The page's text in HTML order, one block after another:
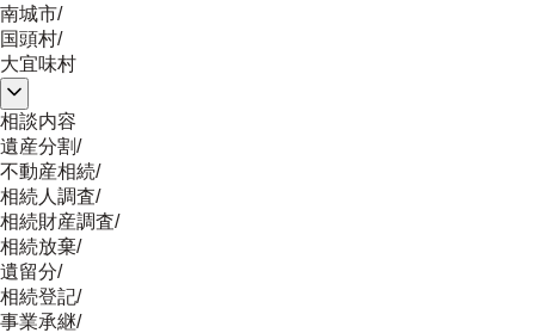
南城市/
国頭村/
大宜味村
相談内容
遺産分割/
不動産相続/
相続人調査/
相続財産調査/
相続放棄/
遺留分/
相続登記/
事業承継/